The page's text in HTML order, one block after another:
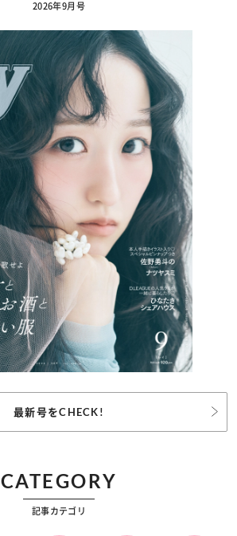
2026年9月号
最新号をCHECK!
CATEGORY
記事カテゴリ